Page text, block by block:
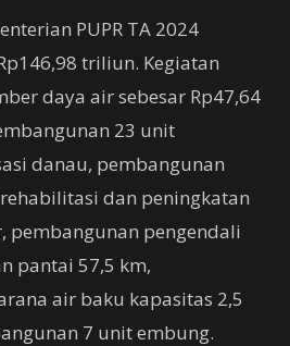
PUPR TA 2024
triliun. Kegiatan
daya air sebesar Rp47,64
23 unit
danau, pembangunan
dan peningkatan
pembangunan pengendali
pantai 57,5 km,
air baku kapasitas 2,5
7 unit embung.